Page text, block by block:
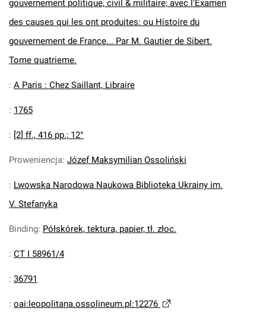
gouvernement politique, civil & militaire; avec l'Examen
des causes qui les ont produites: ou Histoire du
gouvernement de France... Par M. Gautier de Sibert.
Tome quatrieme.
: A Paris : Chez Saillant, Libraire
: 1765
: [2] ff., 416 pp.; 12°
Proweniencja: Józef Maksymilian Ossoliński
: Lwowska Narodowa Naukowa Biblioteka Ukrainy im.
V. Stefanyka
Binding: Półskórek, tektura, papier, tł. złoc.
: CT I 58961/4
: 36791
: oai:leopolitana.ossolineum.pl:12276